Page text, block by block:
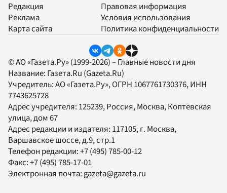
Редакция
Реклама
Карта сайта
Правовая информация
Условия использования
Политика конфиденциальности
© АО «Газета.Ру» (1999-2026) – Главные новости дня
Название: Газета.Ru (Gazeta.Ru)
Учредитель:АО «Газета.Ру», ОГРН 1067761730376, ИНН
7743625728
Адрес учредителя: 125239, Россия, Москва, Коптевская
улица, дом 67
Адрес редакции и издателя: 117105, г. Москва,
Варшавское шоссе, д.9, стр.1
Телефон редакции:+7 (495) 785-00-12
Факс:+7 (495) 785-17-01
Электронная почта:gazeta@gazeta.ru